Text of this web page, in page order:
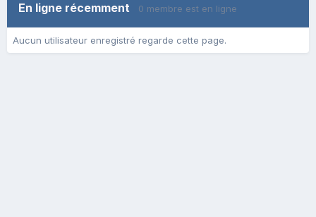
En ligne récemment 0 membre est en ligne
Aucun utilisateur enregistré regarde cette page.